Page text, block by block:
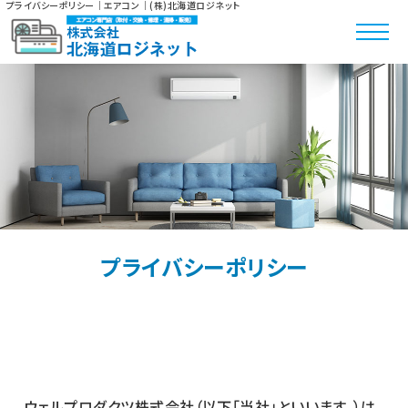
プライバシーポリシー｜エアコン｜(株)北海道ロジネット
プライバシーポリシー